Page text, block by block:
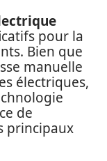
pour la
Bien que
manuelle
électriques,
de
principaux